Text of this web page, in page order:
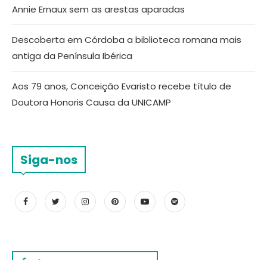
Annie Ernaux sem as arestas aparadas
Descoberta em Córdoba a biblioteca romana mais
antiga da Península Ibérica
Aos 79 anos, Conceição Evaristo recebe título de
Doutora Honoris Causa da UNICAMP
Siga-nos